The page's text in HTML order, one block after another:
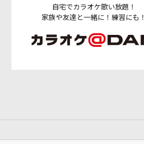
自宅でカラオケ歌い放題！
家族や友達と一緒に！練習にも！